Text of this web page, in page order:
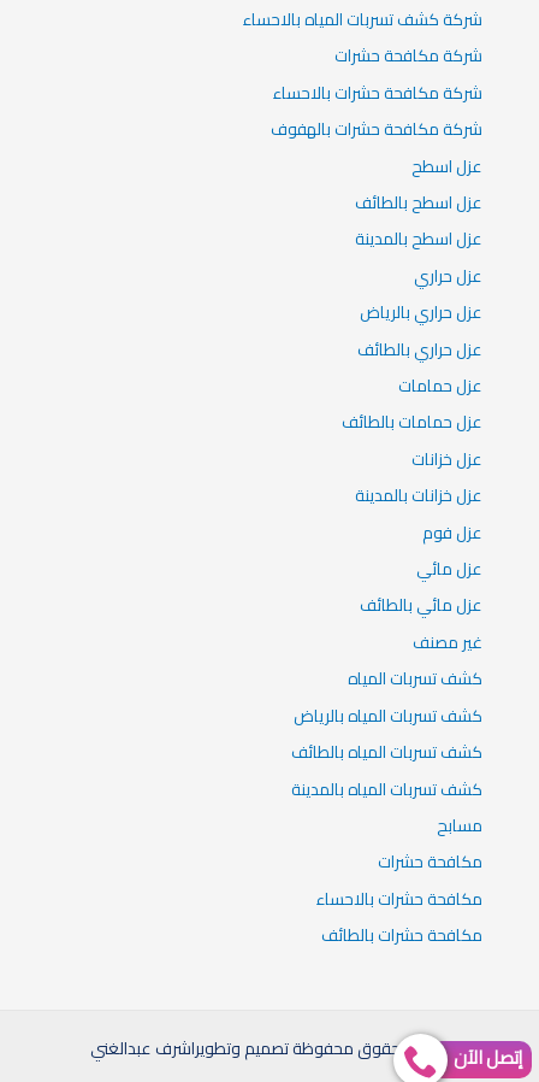
شركة كشف تسربات المياه بالاحساء
شركة مكافحة حشرات
شركة مكافحة حشرات بالاحساء
شركة مكافحة حشرات بالهفوف
عزل اسطح
عزل اسطح بالطائف
عزل اسطح بالمدينة
عزل حراري
عزل حراري بالرياض
عزل حراري بالطائف
عزل حمامات
عزل حمامات بالطائف
عزل خزانات
عزل خزانات بالمدينة
عزل فوم
عزل مائي
عزل مائي بالطائف
غير مصنف
كشف تسربات المياه
كشف تسربات المياه بالرياض
كشف تسربات المياه بالطائف
كشف تسربات المياه بالمدينة
مسابح
مكافحة حشرات
مكافحة حشرات بالاحساء
مكافحة حشرات بالطائف
جميع الحقوق محفوظة تصميم وتطويراشرف عبدالغنيإتصل الآن